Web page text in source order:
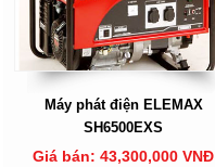
Máy phát điện ELEMAX
SH6500EXS
Giá bán: 43,300,000 VNĐ